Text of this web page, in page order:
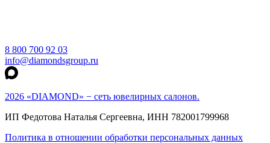
8 800 700 92 03
info@diamondsgroup.ru
2026 «DIAMOND» − сеть ювелирных салонов.
ИП Федотова Наталья Сергеевна, ИНН 782001799968
Политика в отношении обработки персональных данных